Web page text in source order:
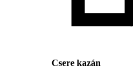
Csere kazán